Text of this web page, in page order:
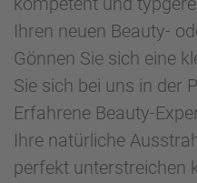
Ihren neuen Beauty-
Gönnen Sie sich eine
Sie sich bei uns in der
Erfahrene Beauty-
Ihre natürliche
perfekt unterstreichen